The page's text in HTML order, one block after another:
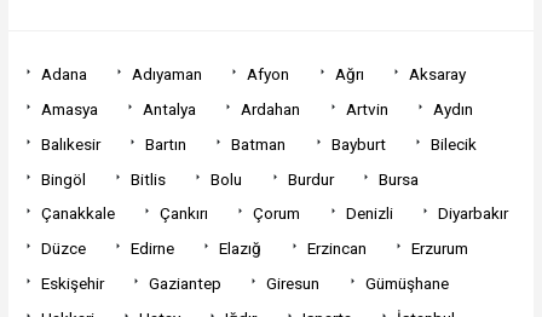
Adana Adıyaman Afyon Ağrı
Aksaray
Amasya
Antalya Ardahan Artvin
Aydın
Balıkesir
Bartın Batman Bayburt
Bilecik
Bingöl
Bitlis Bolu Burdur
Bursa
Çanakkale
Çankırı Çorum Denizli
Diyarbakır
Düzce
Edirne Elazığ Erzincan
Erzurum
Eskişehir
Gaziantep Giresun
Gümüşhane